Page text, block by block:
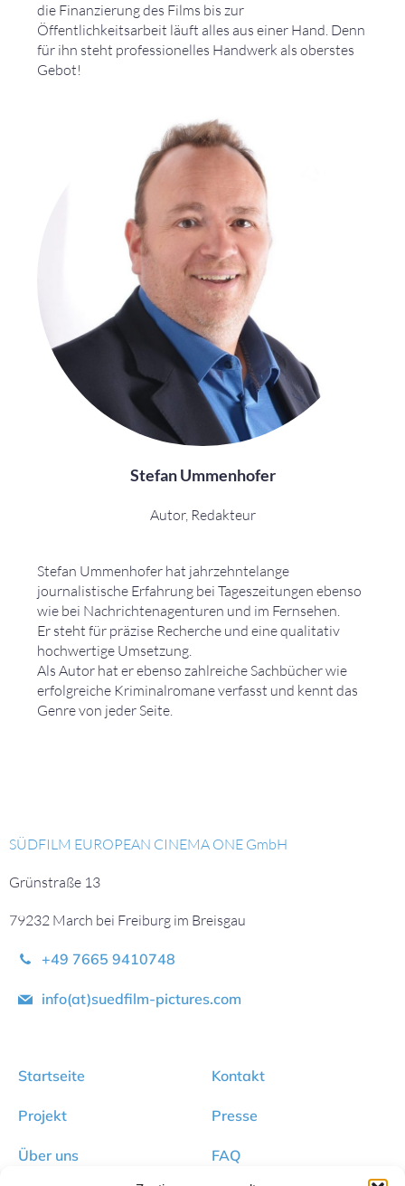
die Finanzierung des Films bis zur
Öffentlichkeitsarbeit läuft alles aus einer Hand. Denn
für ihn steht professionelles Handwerk als oberstes
Gebot!
Stefan Ummenhofer hat jahrzehntelange
journalistische Erfahrung bei Tageszeitungen ebenso
wie bei Nachrichtenagenturen und im Fernsehen.
Er steht für präzise Recherche und eine qualitativ
hochwertige Umsetzung.
Als Autor hat er ebenso zahlreiche Sachbücher wie
erfolgreiche Kriminalromane verfasst und kennt das
Genre von jeder Seite.
Stefan Ummenhofer
Autor, Redakteur
SÜDFILM EUROPEAN CINEMA ONE GmbH
Grünstraße 13
79232 March bei Freiburg im Breisgau
+49 7665 9410748
info(at)suedfilm-pictures.com
Startseite
Projekt
Über uns
Kontakt
Presse
FAQ